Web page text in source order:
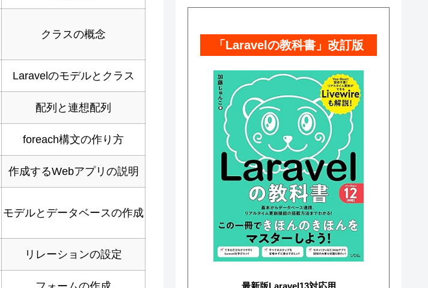
クラスの概念
Laravelのモデルとクラス
配列と連想配列
foreach構文の作り方
作成するWebアプリの説明
モデルとデータベースの作成
リレーションの設定
「Laravelの教科書」改訂版